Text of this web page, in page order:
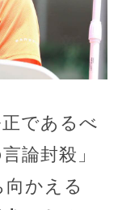
であるべ
論封殺」
かえる